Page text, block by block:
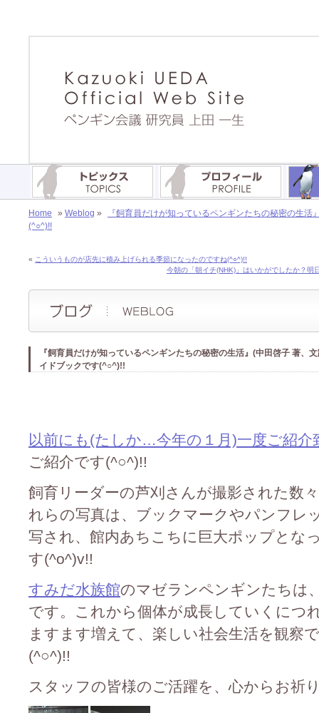
Home » Weblog »
『飼育員だけが知っているペンギンたちの秘密の生
(^○^)!!
« こういうものが店先に積み上げられる季節になったのですね(^○^)!!
今朝の「朝イチ(NHK)」はいかがでしたか？明
『飼育員だけが知っているペンギンたちの秘密の生活』(中田啓子 著、
イドブックです(^○^)!!
以前にも(たしか…今年の１月)一度ご紹介
ご紹介です(^○^)!!
飼育リーダーの芦刈さんが撮影された数
れらの写真は、ブックマークやパンフレ
写され、館内あちこちに巨大ポップとな
す(^o^)v!!
すみだ水族館のマゼランペンギンたちは
です。これから個体が成長していくにつ
ますます増えて、楽しい社会生活を観察
(^○^)!!
スタッフの皆様のご活躍を、心からお祈